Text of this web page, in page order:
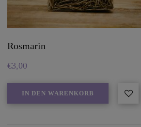
Rosmarin
€3,00
IN DEN WARENKORB